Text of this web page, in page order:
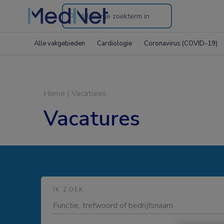
Search
the
Alle vakgebieden Cardiologie Coronavirus (COVID-19)
Home | Vacatures
Vacatures
IK ZOEK